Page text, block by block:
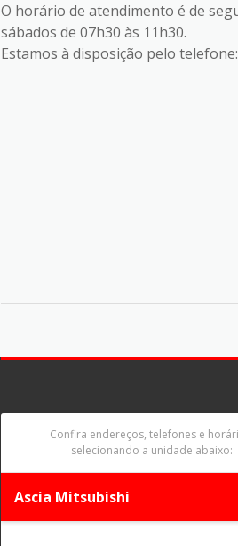
O horário de atendimento é de
sábados de 07h30 às 11h30.
Estamos à disposição pelo telefone:
Confira endereços, telefones e
selecionando a unidade abaixo:
Ascia Mitsubishi